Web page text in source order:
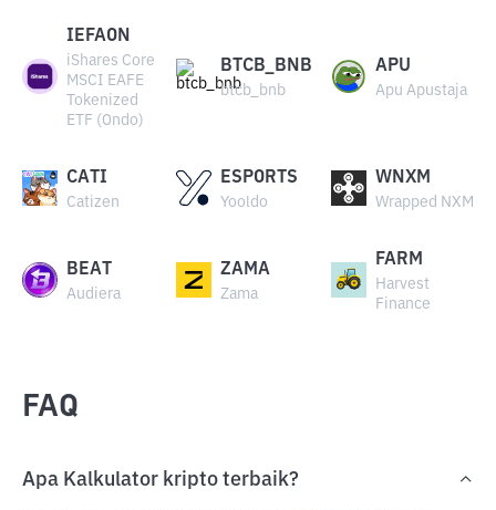
IEFAON
iShares Core
MSCI EAFE
Tokenized
ETF (Ondo)
BTCB_BNB
btcb_bnb
APU
Apu Apustaja
CATI
Catizen
ESPORTS
Yooldo
WNXM
Wrapped NXM
BEAT
Audiera
ZAMA
Zama
FARM
Harvest
Finance
FAQ
Apa Kalkulator kripto terbaik?